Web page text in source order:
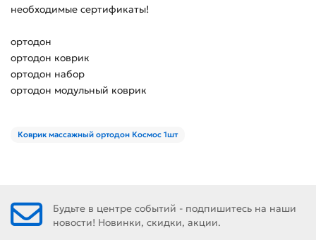
необходимые сертификаты!
ортодон
ортодон коврик
ортодон набор
ортодон модульный коврик
Коврик массажный ортодон Космос 1шт
Будьте в центре событий - подпишитесь на наши
новости! Новинки, скидки, акции.